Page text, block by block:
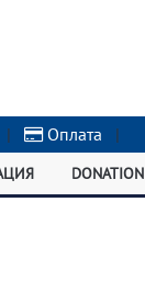
| Оплата |
DONATION